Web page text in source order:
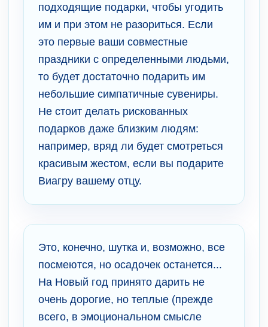
подходящие подарки, чтобы угодить
им и при этом не разориться. Если
это первые ваши совместные
праздники с определенными людьми,
то будет достаточно подарить им
небольшие симпатичные сувениры.
Не стоит делать рискованных
подарков даже близким людям:
например, вряд ли будет смотреться
красивым жестом, если вы подарите
Виагру вашему отцу.
Это, конечно, шутка и, возможно, все
посмеются, но осадочек останется...
На Новый год принято дарить не
очень дорогие, но теплые (прежде
всего, в эмоциональном смысле